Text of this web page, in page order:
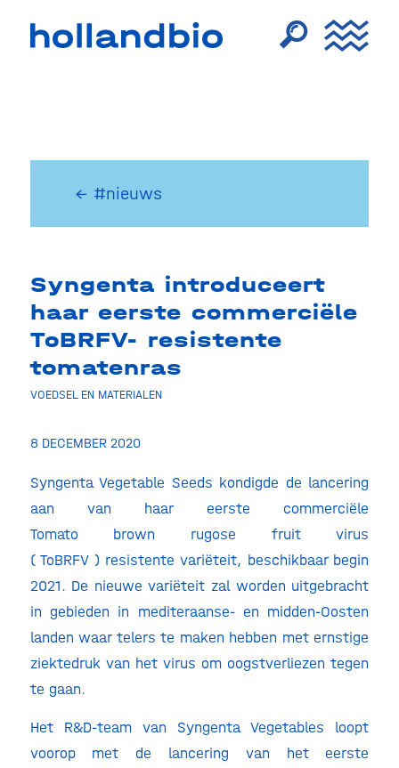
← #nieuws
Syngenta introduceert
haar eerste commerciële
ToBRFV- resistente
tomatenras
VOEDSEL EN MATERIALEN
8 DECEMBER 2020
Syngenta Vegetable Seeds kondigde de lancering
aan van haar eerste commerciële
Tomato brown rugose fruit virus
( ToBRFV ) resistente variëteit, beschikbaar begin
2021. De nieuwe variëteit zal worden uitgebracht
in gebieden in mediteraanse- en midden-Oosten
landen waar telers te maken hebben met ernstige
ziektedruk van het virus om oogstverliezen tegen
te gaan.
Het R&D-team van Syngenta Vegetables loopt
voorop met de lancering van het eerste